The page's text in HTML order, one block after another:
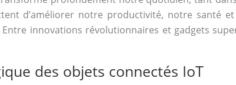
d’améliorer notre productivité, notre santé
innovations révolutionnaires et gadgets
des objets connectés IoT